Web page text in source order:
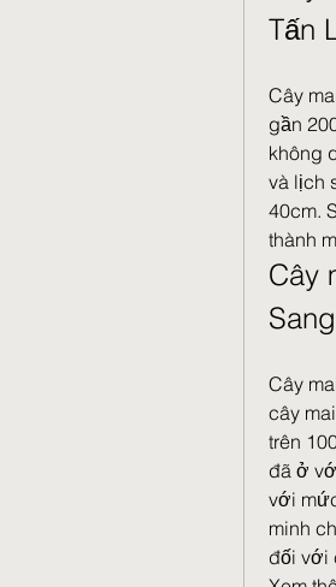
Tấn
Cây
gần
không
và lịch
40cm.
thành
Cây
Sang
Cây
cây
trên
đã ở
với
minh
đối với